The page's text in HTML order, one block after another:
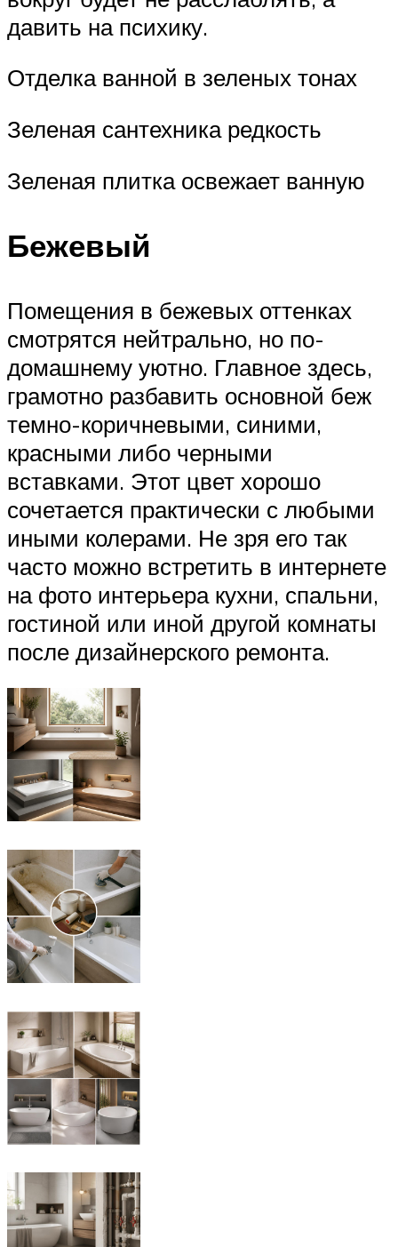
давить на психику.
Отделка ванной в зеленых тонах
Зеленая сантехника редкость
Зеленая плитка освежает ванную
Бежевый
Помещения в бежевых оттенках
смотрятся нейтрально, но по-
домашнему уютно. Главное здесь,
грамотно разбавить основной беж
темно-коричневыми, синими,
красными либо черными
вставками. Этот цвет хорошо
сочетается практически с любыми
иными колерами. Не зря его так
часто можно встретить в интернете
на фото интерьера кухни, спальни,
гостиной или иной другой комнаты
после дизайнерского ремонта.